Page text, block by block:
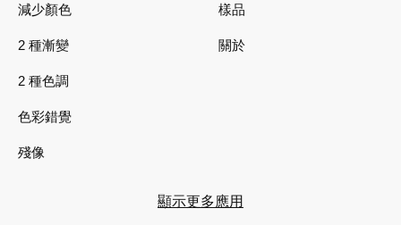
減少顏色
2 種漸變
2 種色調
色彩錯覺
殘像
樣品
關於
顯示更多應用